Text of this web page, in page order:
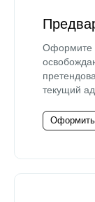
Оформите
текущий
Оформить